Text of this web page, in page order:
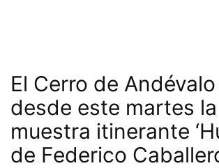
El Cerro de
desde este martes la
muestra itinerante
de Federico